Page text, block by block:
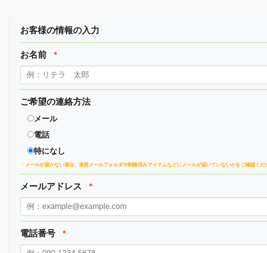
お客様の情報の入力
お名前 *
ご希望の連絡方法
メール
電話
特になし
・メールが届かない場合、 迷惑メールフォルダや削除済みアイテムなどに メールが届いていないかをご確認くだ
メールアドレス *
電話番号 *